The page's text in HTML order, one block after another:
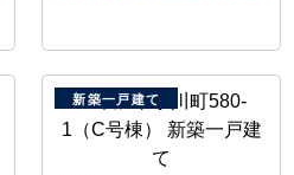
新築一戸建て